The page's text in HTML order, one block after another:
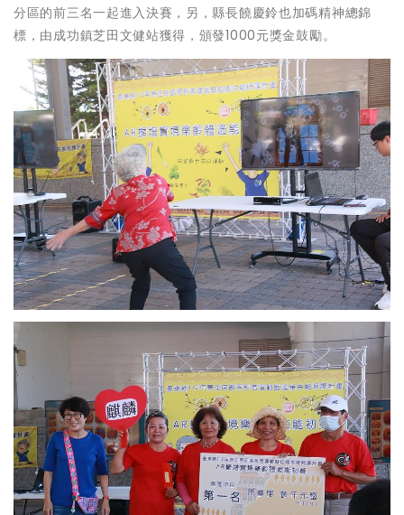
分區的前三名一起進入決賽，另，縣長饒慶鈴也加碼精神總錦
標，由成功鎮芝田文健站獲得，頒發1000元獎金鼓勵。